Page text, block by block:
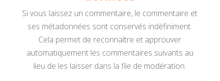
Si vous laissez un commentaire, le commentaire et
ses métadonnées sont conservés indéfiniment.
Cela permet de reconnaître et approuver
automatiquement les commentaires suivants au
lieu de les laisser dans la file de modération.